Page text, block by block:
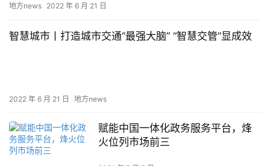
地方news 2022 年 6 月 21 日
智慧城市丨打造城市交通“最强大脑” “智慧交管”显成效
2022 年 6 月 21 日 地方news
赋能中国一体化政务服务平台，烽
火位列市场前三